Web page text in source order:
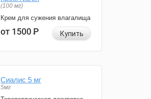
(100 мг)
Крем для сужения влагалища
от 1500Р Купить
Сиалис 5 мг
5мг